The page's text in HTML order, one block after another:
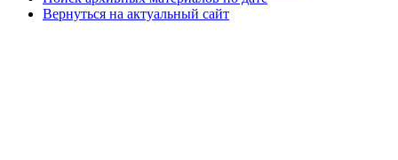
Вернуться на актуальный сайт